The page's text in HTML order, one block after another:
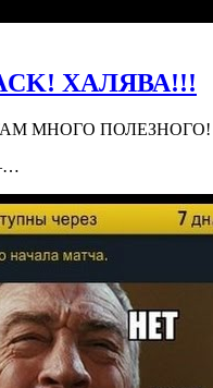
ХАЛЯВА!!!
МНОГО ПОЛЕЗНОГО!